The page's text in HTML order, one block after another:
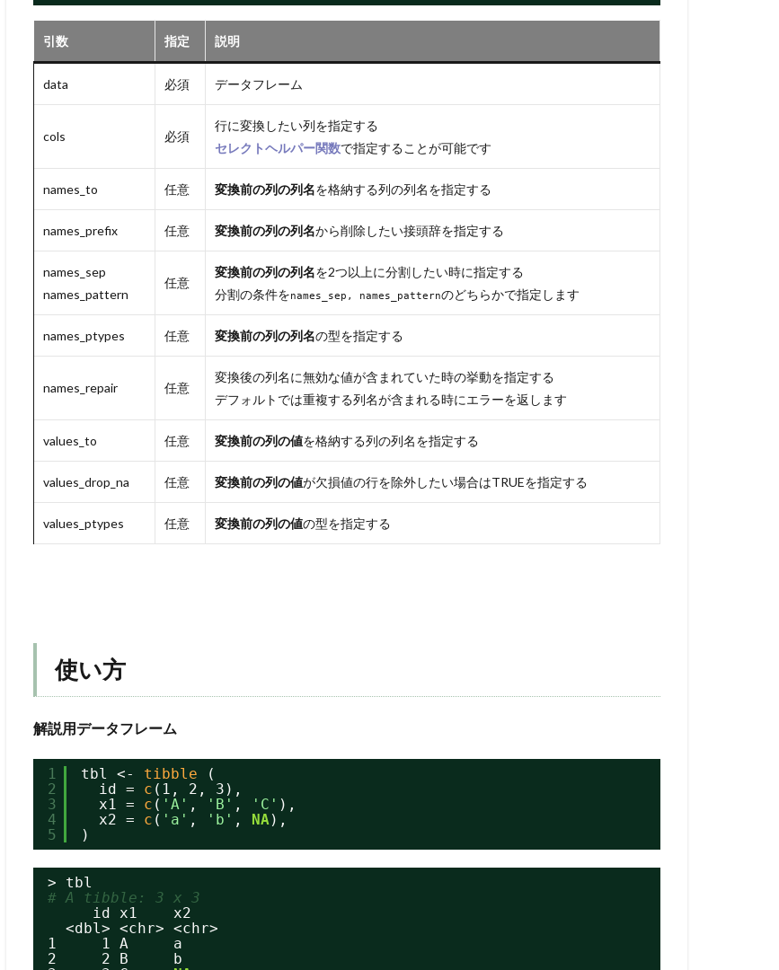
引数 指定 説明
data 必須 データフレーム
cols 必須
行に変換したい列を指定する
セレクトヘルパー関数で指定することが可能です
names_to 任意 変換前の列の列名を格納する列の列名を指定する
names_prefix 任意 変換前の列の列名から削除したい接頭辞を指定する
names_sep
names_pattern
任意
変換前の列の列名を2つ以上に分割したい時に指定する
分割の条件をnames_sep, names_patternのどちらかで指定します
names_ptypes 任意 変換前の列の列名の型を指定する
names_repair 任意
変換後の列名に無効な値が含まれていた時の挙動を指定する
デフォルトでは重複する列名が含まれる時にエラーを返します
values_to 任意 変換前の列の値を格納する列の列名を指定する
values_drop_na 任意 変換前の列の値が欠損値の行を除外したい場合はTRUEを指定する
values_ptypes 任意 変換前の列の値の型を指定する
使い方
解説用データフレーム
1
2
3
4
5
tbl <- tibble
(
id = c (1, 2, 3),
x1 = c ( 'A' , 'B' , 'C' ),
x2 = c ( 'a' , 'b' , NA ),
)
> tbl
# A tibble: 3 x 3
id x1    x2
<dbl> <chr> <chr>
1     1 A     a
2     2 B     b